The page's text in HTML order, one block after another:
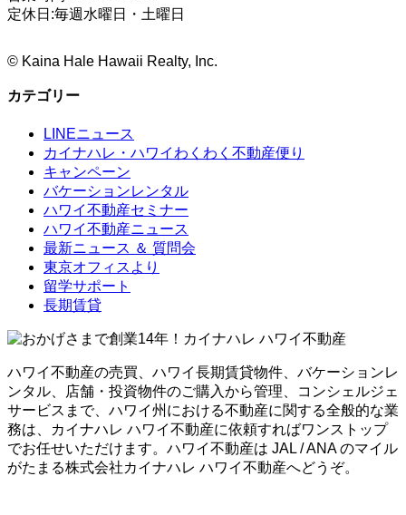
定休日:毎週水曜日・土曜日
© Kaina Hale Hawaii Realty, Inc.
カテゴリー
LINEニュース
カイナハレ・ハワイわくわく不動産便り
キャンペーン
バケーションレンタル
ハワイ不動産セミナー
ハワイ不動産ニュース
最新ニュース ＆ 質問会
東京オフィスより
留学サポート
長期賃貸
ハワイ不動産の売買、ハワイ長期賃貸物件、バケーションレ
ンタル、店舗・投資物件のご購入から管理、コンシェルジェ
サービスまで、ハワイ州における不動産に関する全般的な業
務は、カイナハレ ハワイ不動産に依頼すればワンストップ
でお任せいただけます。ハワイ不動産は JAL / ANA のマイル
がたまる株式会社カイナハレ ハワイ不動産へどうぞ。